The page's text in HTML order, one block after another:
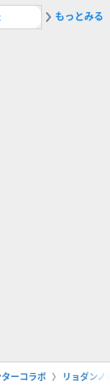
2最強デ
もっとみる
ーコラボ リョダン